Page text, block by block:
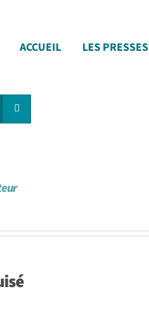
ACCUEIL LES PRESSES